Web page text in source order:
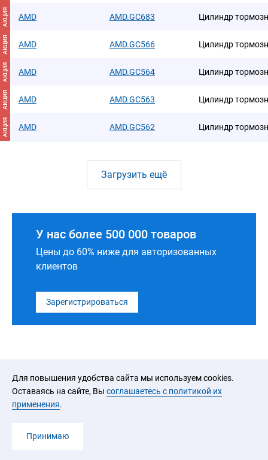
Для повышения удобства сайта мы используем cookies.
Оставаясь на сайте, Вы соглашаетесь с политикой их
применения.
Принимаю
АКЦИЯ AMD AMD.GC683 Цилиндр
АКЦИЯ AMD AMD.GC566 Цилиндр
АКЦИЯ AMD AMD.GC564 Цилиндр
АКЦИЯ AMD AMD.GC563 Цилиндр
АКЦИЯ AMD AMD.GC562 Цилиндр
Загрузить ещё
У нас более 500 000 товаров
Цены до 60% ниже для авторизованных
клиентов
Зарегистрироваться